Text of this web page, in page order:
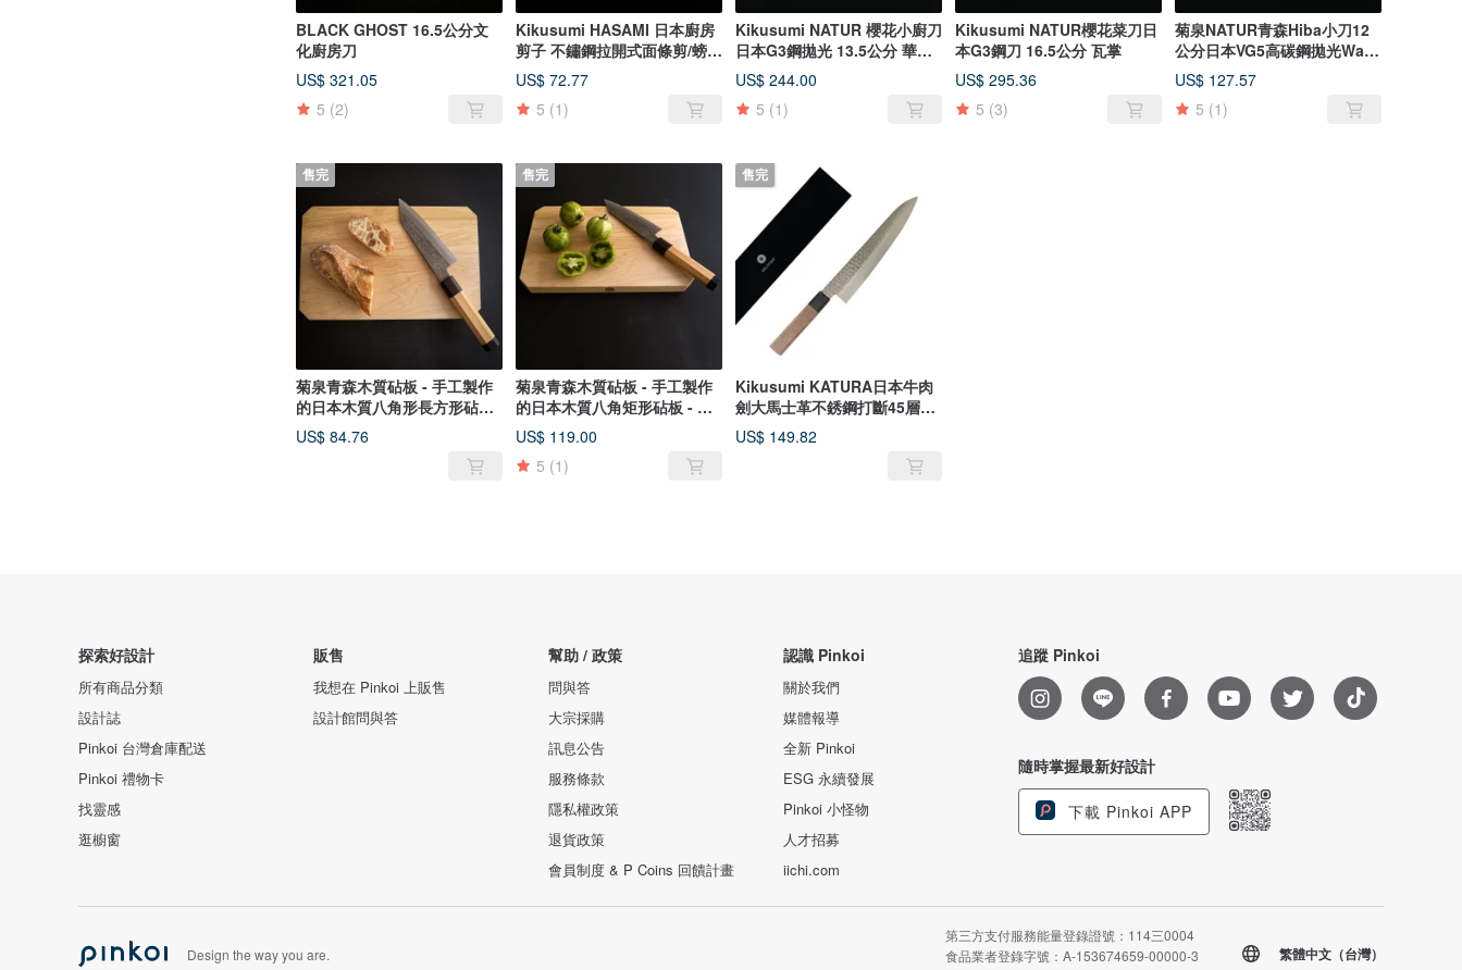
BLACK GHOST 16.5公分文
化廚房刀
US$ 321.05
5 (2)
Kikusumi HASAMI 日本廚房
剪子 不鏽鋼拉開式面條剪/螃蟹
剪/龍蝦/
US$ 72.77
5 (1)
Kikusumi NATUR 櫻花小廚刀
日本G3鋼拋光 13.5公分 華氏
手柄
US$ 244.00
5 (1)
Kikusumi NATUR櫻花菜刀日
本G3鋼刀 16.5公分 瓦掌
US$ 295.36
5 (3)
菊泉NATUR青森Hiba小刀12
公分日本VG5高碳鋼拋光Wa手
柄 小刀 12 c
US$ 127.57
5 (1)
售完
菊泉青森木質砧板 - 手工製作
的日本木質八角形長方形砧板
- 中號
US$ 84.76
售完
菊泉青森木質砧板 - 手工製作
的日本木質八角矩形砧板 - 大
型
US$ 119.00
5 (1)
售完
Kikusumi KATURA日本牛肉
劍大馬士革不銹鋼打斷45層牛
劍AUS-10用八角形（21厘
米，核桃木）
US$ 149.82
探索好設計
所有商品分類
設計誌
Pinkoi 台灣倉庫配送
Pinkoi 禮物卡
找靈感
逛櫥窗
販售
我想在 Pinkoi 上販售
設計館問與答
幫助 / 政策
問與答
大宗採購
訊息公告
服務條款
隱私權政策
退貨政策
會員制度 & P Coins 回饋計畫
認識 Pinkoi
關於我們
媒體報導
全新 Pinkoi
ESG 永續發展
Pinkoi 小怪物
人才招募
iichi.com
追蹤 Pinkoi
隨時掌握最新好設計
下載 Pinkoi APP
Design the way you are.
第三方支付服務能量登錄證號：114三0004
食品業者登錄字號：A-153674659-00000-3
繁體中文（台灣）